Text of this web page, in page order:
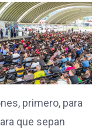
primero, para
que sepan